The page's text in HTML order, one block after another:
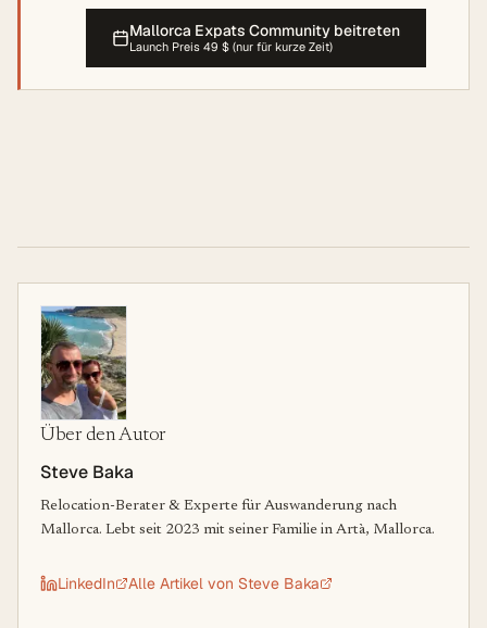
Mallorca Expats Community beitreten
Launch Preis 49 $ (nur für kurze Zeit)
Über den Autor
Steve Baka
Relocation-Berater & Experte für Auswanderung nach
Mallorca. Lebt seit 2023 mit seiner Familie in Artà, Mallorca.
LinkedIn Alle Artikel von Steve Baka